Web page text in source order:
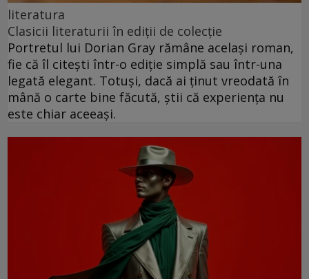
literatura
Clasicii literaturii în ediții de colecție
Portretul lui Dorian Gray rămâne același roman,
fie că îl citești într-o ediție simplă sau într-una
legată elegant. Totuși, dacă ai ținut vreodată în
mână o carte bine făcută, știi că experiența nu
este chiar aceeași.